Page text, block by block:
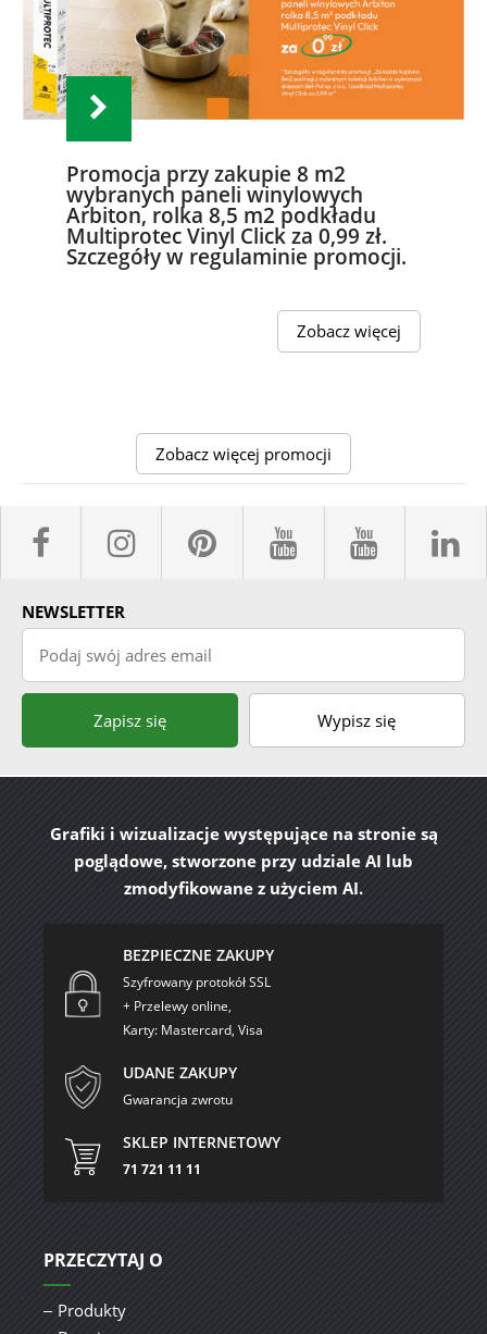
Promocja przy zakupie 8 m2
wybranych paneli winylowych
Arbiton, rolka 8,5 m2 podkładu
Multiprotec Vinyl Click za 0,99 zł.
Szczegóły w regulaminie promocji.
Zobacz więcej
Zobacz więcej promocji
facebook sklepyBELPOL
instagram
pinterestyoutube
NEWSLETTER
Podaj swój adres email
Zapisz się Wypisz się
Grafiki i wizualizacje występujące na stronie są
poglądowe, stworzone przy udziale AI lub
zmodyfikowane z użyciem AI.
BEZPIECZNE ZAKUPY
Szyfrowany protokół SSL
+ Przelewy online,
Karty: Mastercard, Visa
UDANE ZAKUPY
Gwarancja zwrotu
SKLEP INTERNETOWY
71 721 11 11
PRZECZYTAJ O
Produkty